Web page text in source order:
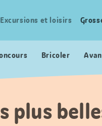
Excursions et loisirs
Bricoler
plus